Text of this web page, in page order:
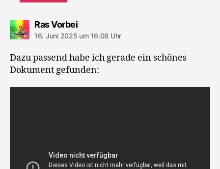
Ras Vorbeisagt:
16. Juni 2025 um 16:08 Uhr
Dazu passend habe ich gerade ein schönes
Dokument gefunden: